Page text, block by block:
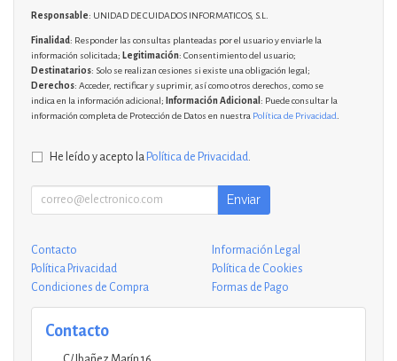
Responsable: UNIDAD DE CUIDADOS INFORMATICOS, S.L.
Finalidad: Responder las consultas planteadas por el usuario y enviarle la
información solicitada; Legitimación: Consentimiento del usuario;
Destinatarios: Solo se realizan cesiones si existe una obligación legal;
Derechos: Acceder, rectificar y suprimir, así como otros derechos, como se
indica en la información adicional; Información Adicional : Puede consultar la
información completa de Protección de Datos en nuestra Política de Privacidad
He leído y acepto la Política de Privacidad
Enviar
Contacto
Información Legal
Política Privacidad
Política de Cookies
Condiciones de Compra
Formas de Pago
Contacto